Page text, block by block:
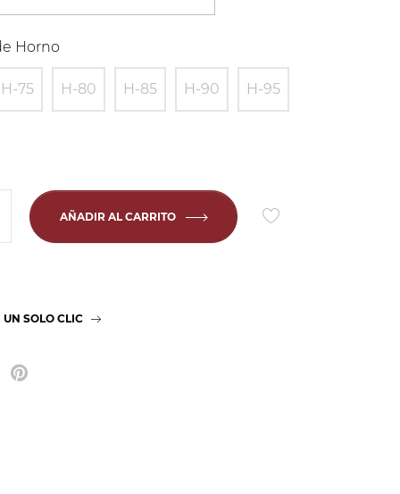
Horno
H-75 H-80 H-85 H-90 H-95
AÑADIR AL CARRITO
SOLO CLIC